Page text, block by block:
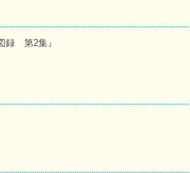
録 第2集』